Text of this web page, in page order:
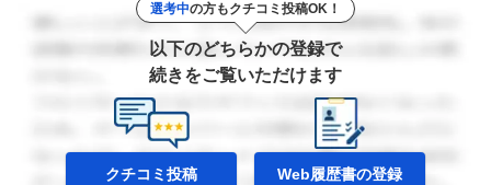
選考中の方もクチコミ投稿OK！
以下のどちらかの登録で
続きをご覧いただけます
クチコミ投稿 Web履歴書の登録